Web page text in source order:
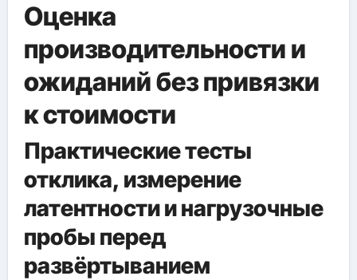
Оценка
производительности и
ожиданий без привязки
к стоимости
Практические тесты
отклика, измерение
латентности и нагрузочные
пробы перед
развёртыванием